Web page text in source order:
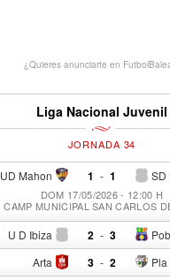
¿Quieres anunciarte en
Liga Nacional Juvenil
JORNADA 34
UD Mahon 1 - SD
1
DOM 17/05/2026 - 12:00 H
CAMP MUNICIPAL SAN CARLOS
U D Ibiza 2 - 3
Arta 3 - Pla
2